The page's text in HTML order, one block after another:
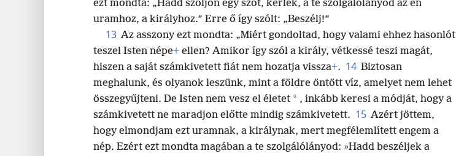
ezt mondta: „Hadd szóljon egy szót, kérlek, a te szolgálólányod az én
uramhoz, a királyhoz.” Erre ő így szólt: „Beszélj!”
13 Az asszony ezt mondta: „Miért gondoltad, hogy valami ehhez hasonlót
teszel Isten népe+ ellen? Amikor így szól a király, vétkessé teszi magát,
hiszen a saját számkivetett fiát nem hozatja vissza+. 14 Biztosan
meghalunk, és olyanok leszünk, mint a földre öntött víz, amelyet nem lehet
összegyűjteni. De Isten nem vesz el életet * , inkább keresi a módját, hogy a
számkivetett ne maradjon előtte mindig számkivetett. 15 Azért jöttem,
hogy elmondjam ezt uramnak, a királynak, mert megfélemlített engem a
nép. Ezért ezt mondta magában a te szolgálólányod: »Hadd beszéljek a